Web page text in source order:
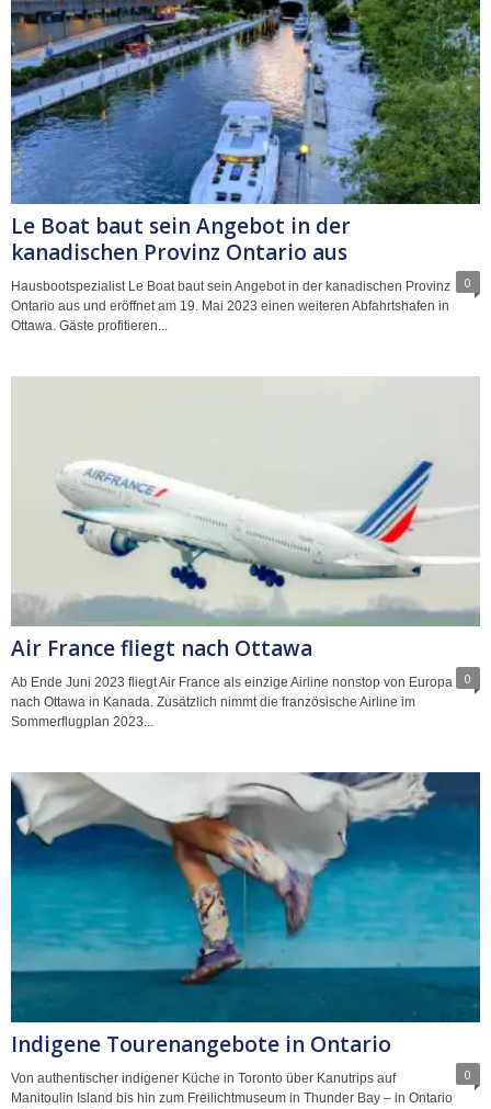
Le Boat baut sein Angebot in der
kanadischen Provinz Ontario aus
0
Hausbootspezialist Le Boat baut sein Angebot in der kanadischen Provinz
Ontario aus und eröffnet am 19. Mai 2023 einen weiteren Abfahrtshafen in
Ottawa. Gäste profitieren...
Air France fliegt nach Ottawa
0
Ab Ende Juni 2023 fliegt Air France als einzige Airline nonstop von Europa
nach Ottawa in Kanada. Zusätzlich nimmt die französische Airline im
Sommerflugplan 2023...
Indigene Tourenangebote in Ontario
0
Von authentischer indigener Küche in Toronto über Kanutrips auf
Manitoulin Island bis hin zum Freilichtmuseum in Thunder Bay – in Ontario